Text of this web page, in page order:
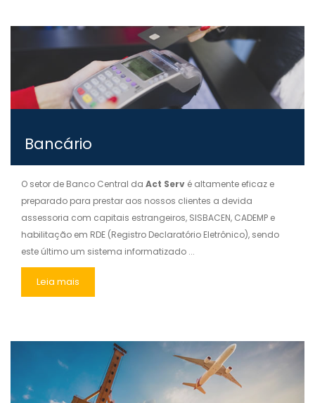
Bancário
O setor de Banco Central da Act Serv é altamente eficaz e
preparado para prestar aos nossos clientes a devida
assessoria com capitais estrangeiros, SISBACEN, CADEMP e
habilitação em RDE (Registro Declaratório Eletrônico), sendo
este último um sistema informatizado ...
Leia mais